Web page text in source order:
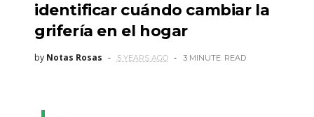
identificar cuándo cambiar la
grifería en el hogar
by Notas Rosas 5 YEARS AGO 3 MINUTE READ